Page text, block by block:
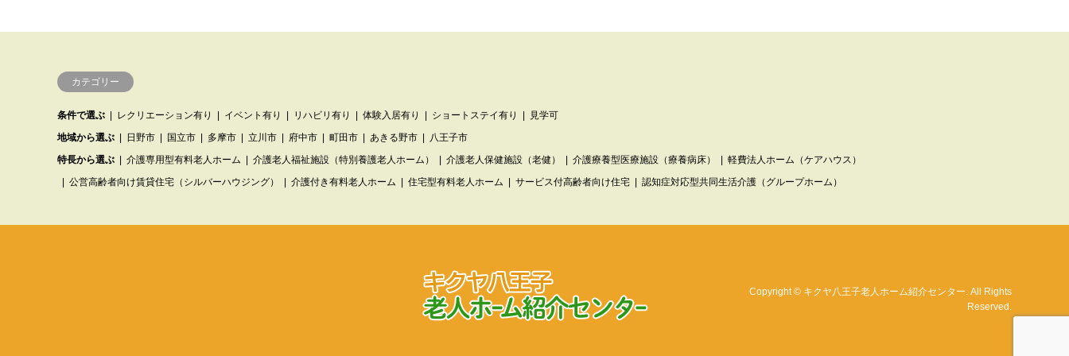
カテゴリー
条件で選ぶ レクリエーション有り イベント有り リハビリ有り 体験入居有り ショートステイ有り
見学可
地域から選ぶ
日野市 国立市 多摩市 立川市 府中市 町田市 あきる野市
八王子市
特長から選ぶ
介護専用型有料老人ホーム 介護老人福祉施設（特別養護老人ホーム） 介護老人保健施設（老健） 介護療養型医療施設（療養病床）
軽費法人ホーム（ケアハウス）
公営高齢者向け賃貸住宅（シルバーハウジング）
介護付き有料老人ホーム 住宅型有料老人ホーム サービス付高齢者向け住宅 認知症対応型共同生活介護（グループホーム）
Copyright© キクヤ八王子老人ホーム紹介センター. All Rights
Reserved.